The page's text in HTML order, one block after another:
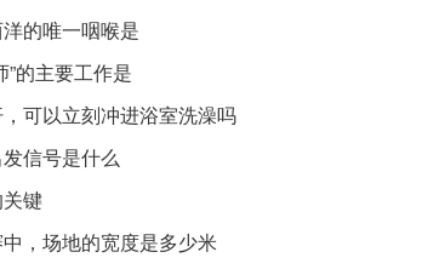
的唯一咽喉是
”的主要工作是
可以立刻冲进浴室洗澡吗
信号是什么
键
，场地的宽度是多少米